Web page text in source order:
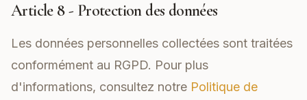
Article 8 - Protection des données
Les données personnelles collectées sont traitées
conformément au RGPD. Pour plus
d'informations, consultez notre Politique de